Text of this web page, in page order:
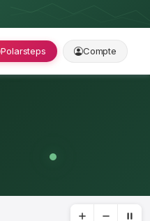
Polarsteps Compte